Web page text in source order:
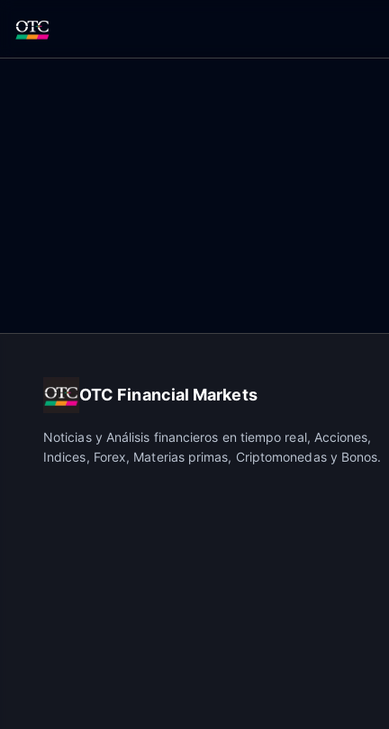
OTC Financial Markets
Noticias y Análisis financieros en tiempo real, Acciones,
Indices, Forex, Materias primas, Criptomonedas y Bonos.